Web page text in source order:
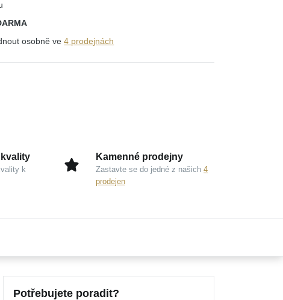
osobně ve4 prodejnách
k
Kamenné prodejny
Zastavte se do jedné z našich 4
prodejen
Potřebujete poradit?